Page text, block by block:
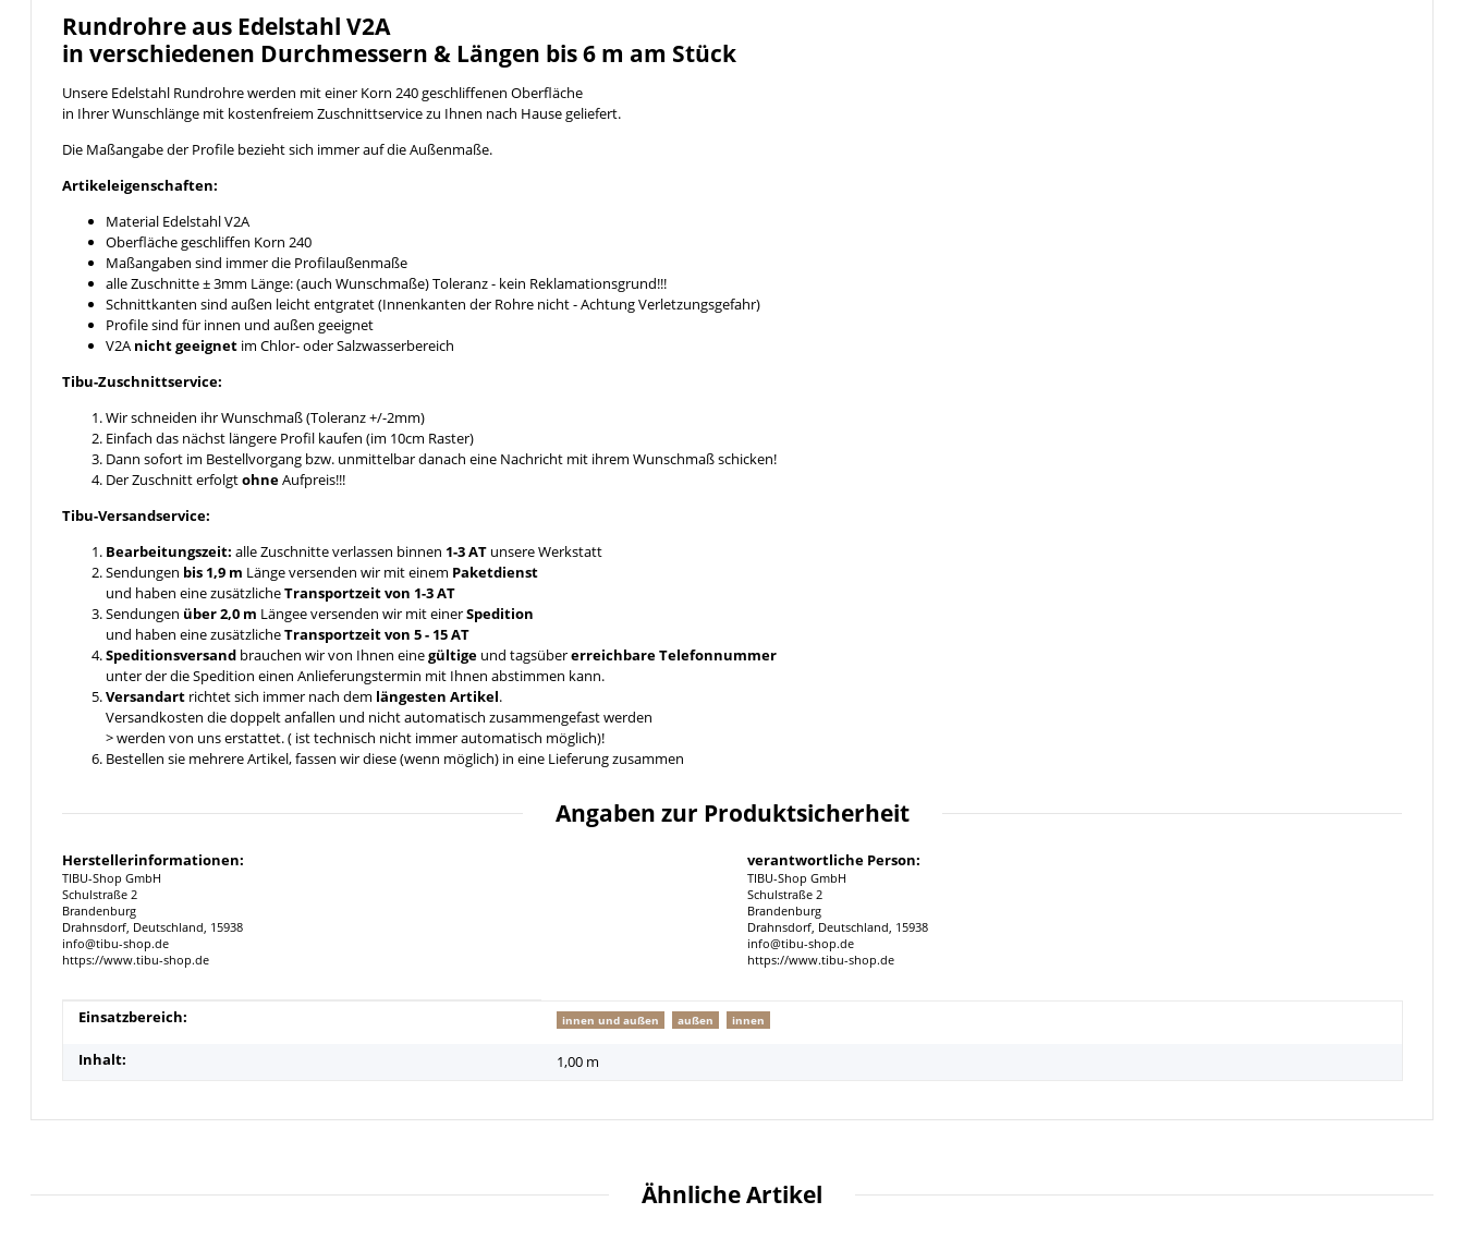
Rundrohre aus Edelstahl V2A
in verschiedenen Durchmessern & Längen bis 6 m am Stück
Unsere Edelstahl Rundrohre werden mit einer Korn 240 geschliffenen Oberfläche
in Ihrer Wunschlänge mit kostenfreiem Zuschnittservice zu Ihnen nach Hause geliefert.
Die Maßangabe der Profile bezieht sich immer auf die Außenmaße.
Artikeleigenschaften:
Material Edelstahl V2A
Oberfläche geschliffen Korn 240
Maßangaben sind immer die Profilaußenmaße
alle Zuschnitte ± 3mm Länge: (auch Wunschmaße) Toleranz - kein Reklamationsgrund!!!
Schnittkanten sind außen leicht entgratet (Innenkanten der Rohre nicht - Achtung Verletzungsgefahr)
Profile sind für innen und außen geeignet
V2A nicht geeignet im Chlor- oder Salzwasserbereich
Tibu-Zuschnittservice:
Wir schneiden ihr Wunschmaß (Toleranz +/-2mm)
Einfach das nächst längere Profil kaufen (im 10cm Raster)
Dann sofort im Bestellvorgang bzw. unmittelbar danach eine Nachricht mit ihrem Wunschmaß schicken!
Der Zuschnitt erfolgtohneAufpreis!!!
Tibu-Versandservice:
Bearbeitungszeit: alle Zuschnitte verlassen binnen 1-3 AT unsere Werkstatt
Sendungen bis 1,9 m Länge versenden wir mit einem Paketdienst
und haben eine zusätzlicheTransportzeit von 1-3 AT
Sendungen über 2,0 m Längee versenden wir mit einerSpedition
und haben eine zusätzlicheTransportzeit von 5 - 15 AT
Speditionsversand brauchen wir von Ihnen einegültige und tagsübererreichbare Telefonnummer
unter der die Spedition einen Anlieferungstermin mit Ihnen abstimmen kann.
Versandart richtet sich immer nach dem längesten Artikel.
Versandkosten die doppelt anfallen und nicht automatisch zusammengefast werden
> werden von uns erstattet. ( ist technisch nicht immer automatisch möglich)!
Bestellen sie mehrere Artikel, fassen wir diese (wenn möglich) in eine Lieferung zusammen
Angaben zur Produktsicherheit
Herstellerinformationen:
TIBU-Shop GmbH
Schulstraße 2
Brandenburg
Drahnsdorf, Deutschland, 15938
info@tibu-shop.de
https://www.tibu-shop.de
verantwortliche Person:
TIBU-Shop GmbH
Schulstraße 2
Brandenburg
Drahnsdorf, Deutschland, 15938
info@tibu-shop.de
https://www.tibu-shop.de
Produkteigenschaft
Wert
Einsatzbereich: innen und außen außen innen
Inhalt: 1,00 m
Ähnliche Artikel